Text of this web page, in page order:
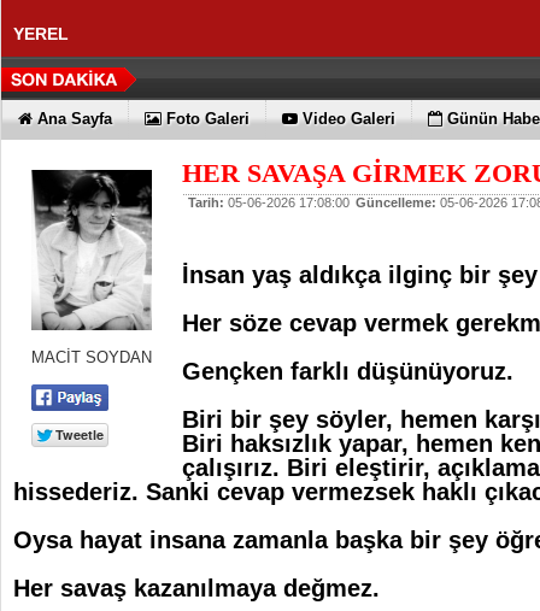
YEREL
Ana Sayfa Foto Galeri Video Galeri Günün
MACİT SOYDAN
HER SAVAŞA GİRMEK
Tarih: 05-06-2026 17:08:00 Güncelleme: 05-06-2026
İnsan yaş aldıkça ilginç bir
Her söze cevap vermek
Gençken farklı düşünüyoruz.
Biri bir şey söyler, hemen
Biri haksızlık yapar, hemen
çalışırız. Biri eleştirir,
hissederiz. Sanki cevap vermezsek haklı
Oysa hayat insana zamanla başka bir şey
Her savaş kazanılmaya değmez.